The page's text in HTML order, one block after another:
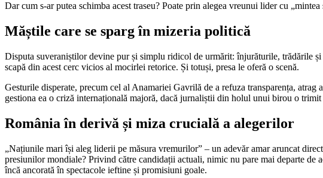
Dar cum s-ar putea schimba acest traseu? Poate prin alegea vreunui lider cu
Măștile care se sparg în mizeria politică
Disputa suveraniștilor devine pur și simplu ridicol de urmărit: înjurăturile, trădările
scapă din acest cerc vicios al mocirlei retorice. Și totuși, presa le oferă o scenă.
Gesturile disperate, precum cel al Anamariei Gavrilă de a refuza transparența,
gestiona ea o criză internațională majoră, dacă jurnaliștii din holul unui birou o
România în derivă și miza crucială a alegerilor
„Națiunile mari își aleg liderii pe măsura vremurilor” – un adevăr amar aruncat
presiunilor mondiale? Privind către candidații actuali, nimic nu pare mai departe
încă ancorată în spectacole ieftine și promisiuni goale.